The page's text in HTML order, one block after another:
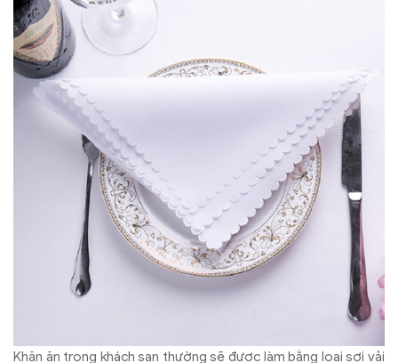
Khăn ăn trong khách sạn thường sẽ được làm bằng loại sợi vải